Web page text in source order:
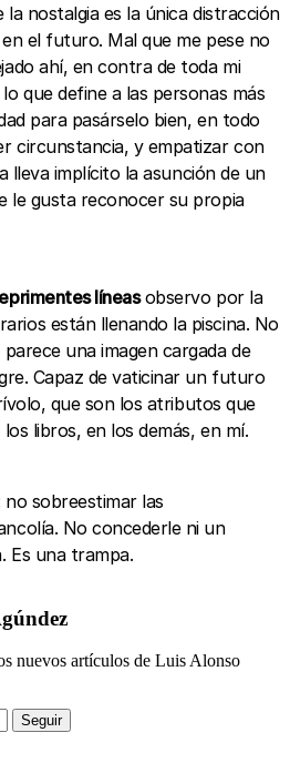
la nostalgia es la única distracción
el futuro. Mal que me pese no
ahí, en contra de toda mi
que define a las personas más
para pasárselo bien, en todo
circunstancia, y empatizar con
lleva implícito la asunción de un
le gusta reconocer su propia
líneasobservo por la
están llenando la piscina. No
una imagen cargada de
Capaz de vaticinar un futuro
que son los atributos que
libros, en los demás, en mí.
sobreestimar las
No concederle ni un
Es una trampa.
nuevos artículos de Luis Alonso